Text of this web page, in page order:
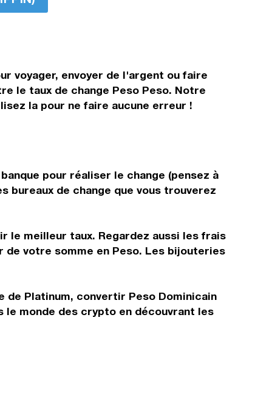
voyager, envoyer de l'argent ou faire
le taux de change Peso Peso. Notre
la pour ne faire aucune erreur !
pour réaliser le change (pensez à
bureaux de change que vous trouverez
le meilleur taux. Regardez aussi les frais
votre somme en Peso. Les bijouteries
de Platinum, convertir Peso Dominicain
le monde des crypto en découvrant les